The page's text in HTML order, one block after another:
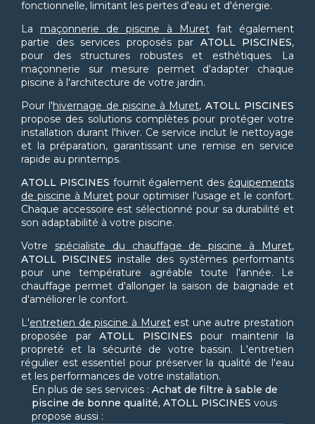
fonctionnelle, limitant les pertes d'eau et d'énergie.
La maçonnerie de piscine à Muret fait également
partie des services proposés par ATOLL PISCINES,
pour des structures robustes et esthétiques. La
maçonnerie sur mesure permet d'adapter chaque
piscine à l'architecture de votre jardin.
Pour l'hivernage de piscine à Muret, ATOLL PISCINES
propose des solutions complètes pour protéger votre
installation durant l'hiver. Ce service inclut le nettoyage
et la préparation, garantissant une remise en service
rapide au printemps.
ATOLL PISCINES fournit également des équipements
de piscine à Muret pour optimiser l'usage et le confort.
Chaque accessoire est sélectionné pour sa durabilité et
son adaptabilité à votre piscine.
Votre spécialiste du chauffage de piscine à Muret,
ATOLL PISCINES installe des systèmes performants
pour une température agréable toute l'année. Le
chauffage permet d'allonger la saison de baignade et
d'améliorer le confort.
L'entretien de piscine à Muretest une autre prestation
proposée par ATOLL PISCINES pour maintenir la
propreté et la sécurité de votre bassin. L'entretien
régulier est essentiel pour préserver la qualité de l'eau
et les performances de votre installation.
En plus de ses services : Achat de filtre à sable de
piscine de bonne qualité, ATOLL PISCINES vous
propose aussi :